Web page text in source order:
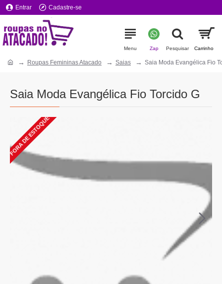
Entrar Cadastre-se
Roupas Femininas Atacado Saias Saia Moda Evangélica Fio
Saia Moda Evangélica Fio Torcido G
FORA DE ESTOQUE